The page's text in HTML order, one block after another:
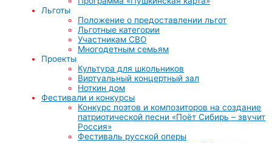
Льготы
Положение о предоставлении льгот
Льготные категории
Участникам СВО
Многодетным семьям
Проекты
Культура для школьников
Виртуальный концертный зал
Ноткин дом
Фестивали и конкурсы
Конкурс поэтов и композиторов на создание
патриотической песни «Поёт Сибирь – звучит
Россия»
Фестиваль русской оперы